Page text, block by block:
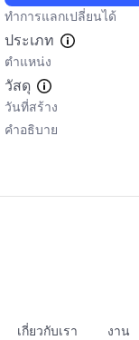
ทำการแลกเปลี่ยนได้
ประเภท
ตำแหน่ง
วัสดุ
วันที่สร้าง
คำอธิบาย
เกี่ยวกับเรา งาน